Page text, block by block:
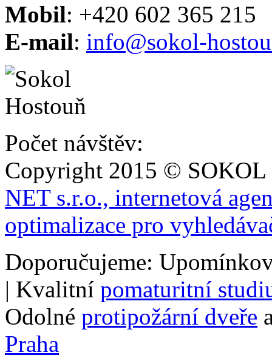
Mobil: +420 602 365 215
E-mail: info@sokol-
Počet návštěv:
Copyright 2015 ©
NET s.r.o., internetová
optimalizace pro
Doporučujeme:
| Kvalitní pomaturitní
Odolné protipožární dveře
Praha